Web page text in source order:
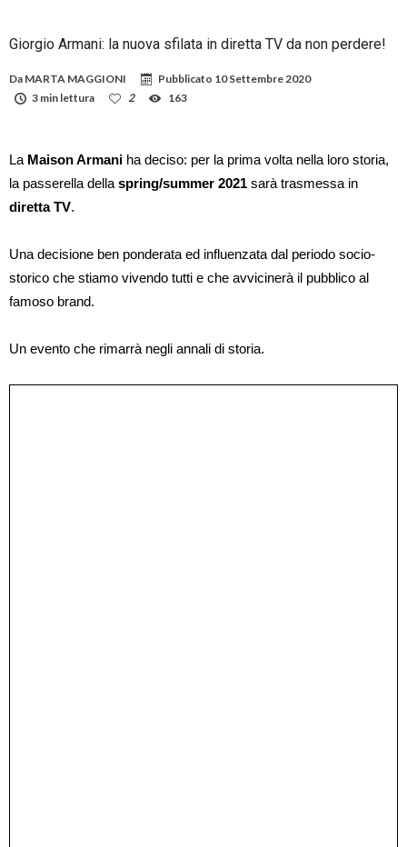
Giorgio Armani: la nuova sfilata in diretta TV da non perdere!
Da MARTA MAGGIONI Pubblicato 10 Settembre 2020
3 min lettura
2 163
La Maison Armani ha deciso: per la prima volta nella loro storia,
la passerella della spring/summer 2021 sarà trasmessa in
diretta TV.
Una decisione ben ponderata ed influenzata dal periodo socio-
storico che stiamo vivendo tutti e che avvicinerà il pubblico al
famoso brand.
Un evento che rimarrà negli annali di storia.